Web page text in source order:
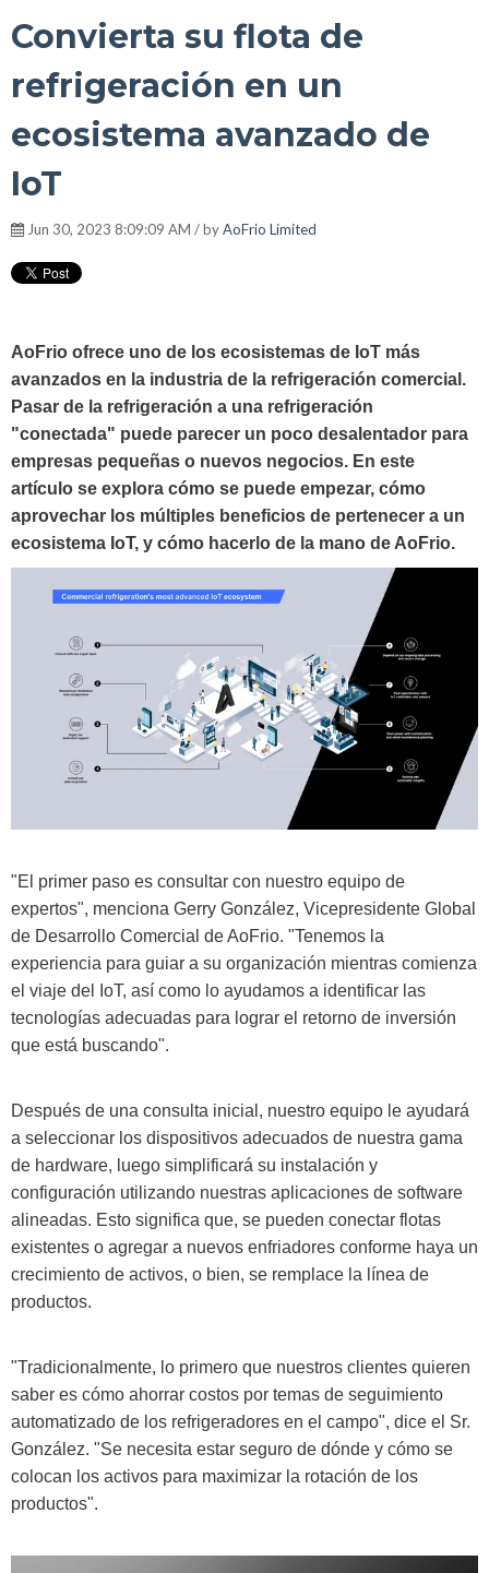
Convierta su flota de
refrigeración en un
ecosistema avanzado de
IoT
Jun 30, 2023 8:09:09 AM / byAoFrio Limited
AoFrio ofrece uno de los ecosistemas de IoT más
avanzados en la industria de la refrigeración comercial.
Pasar de la refrigeración a una refrigeración
"conectada" puede parecer un poco desalentador para
empresas pequeñas o nuevos negocios. En este
artículo se explora cómo se puede empezar, cómo
aprovechar los múltiples beneficios de pertenecer a un
ecosistema IoT, y cómo hacerlo de la mano de AoFrio.
"El primer paso es consultar con nuestro equipo de
expertos", menciona Gerry González, Vicepresidente Global
de Desarrollo Comercial de AoFrio. "Tenemos la
experiencia para guiar a su organización mientras comienza
el viaje del IoT, así como lo ayudamos a identificar las
tecnologías adecuadas para lograr el retorno de inversión
que está buscando".
Después de una consulta inicial, nuestro equipo le ayudará
a seleccionar los dispositivos adecuados de nuestra gama
de hardware, luego simplificará su instalación y
configuración utilizando nuestras aplicaciones de software
alineadas. Esto significa que, se pueden conectar flotas
existentes o agregar a nuevos enfriadores conforme haya un
crecimiento de activos, o bien, se remplace la línea de
productos.
"Tradicionalmente, lo primero que nuestros clientes quieren
saber es cómo ahorrar costos por temas de seguimiento
automatizado de los refrigeradores en el campo", dice el Sr.
González. "Se necesita estar seguro de dónde y cómo se
colocan los activos para maximizar la rotación de los
productos".